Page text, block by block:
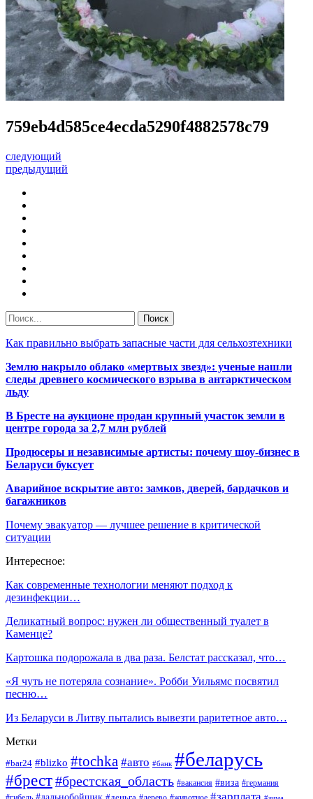
759eb4d585ce4ecda5290f4882578c79
следующий
предыдущий
Как правильно выбрать запасные части для сельхозтехники
Землю накрыло облако «мертвых звезд»: ученые нашли
следы древнего космического взрыва в антарктическом
льду
В Бресте на аукционе продан крупный участок земли в
центре города за 2,7 млн рублей
Продюсеры и независимые артисты: почему шоу-бизнес в
Беларуси буксует
Аварийное вскрытие авто: замков, дверей, бардачков и
багажников
Почему эвакуатор — лучшее решение в критической
ситуации
Интересное:
Как современные технологии меняют подход к
дезинфекции…
Деликатный вопрос: нужен ли общественный туалет в
Каменце?
Картошка подорожала в два раза. Белстат рассказал, что…
«Я чуть не потеряла сознание». Робби Уильямс посвятил
песню…
Из Беларуси в Литву пытались вывезти раритетное авто…
Метки
#bar24 #blizko #tochka #авто #банк #беларусь
#брест#брестская_область #вакансия #виза #германия